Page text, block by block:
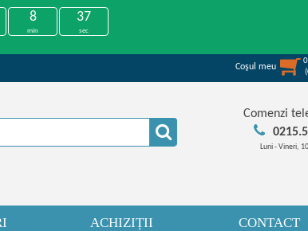
8
min
36
sec
Coşul meu
0
(
Comenzi
Luni - Vineri,
ACHIZIȚII CONTACT